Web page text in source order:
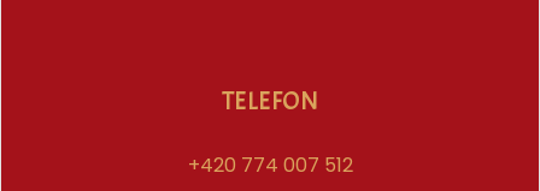
TELEFON
+420 774 007 512